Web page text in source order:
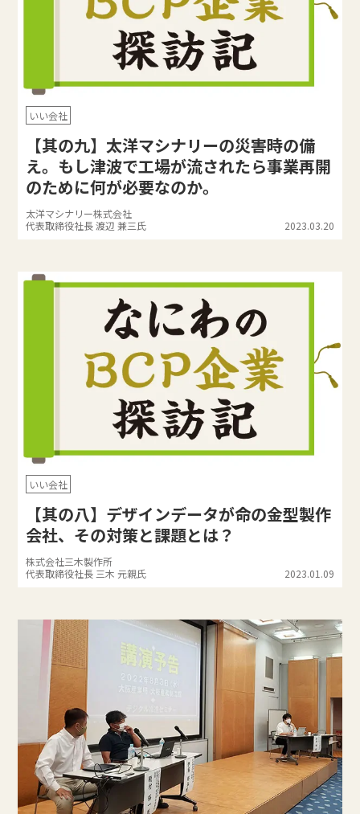
いい会社
【其の九】太洋マシナリーの災害時の備
え。もし津波で工場が流されたら事業再開
のために何が必要なのか。
太洋マシナリー株式会社
代表取締役社長 渡辺 兼三氏
2023.03.20
いい会社
【其の八】デザインデータが命の金型製作
会社、その対策と課題とは？
株式会社三木製作所
代表取締役社長 三木 元親氏
2023.01.09